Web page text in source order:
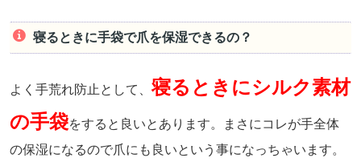
寝るときに手袋で爪を保湿できるの？
よく手荒れ防止として、寝るときにシルク素材
の手袋をすると良いとあります。まさにコレが手全体
の保湿になるので爪にも良いという事になっちゃいます。